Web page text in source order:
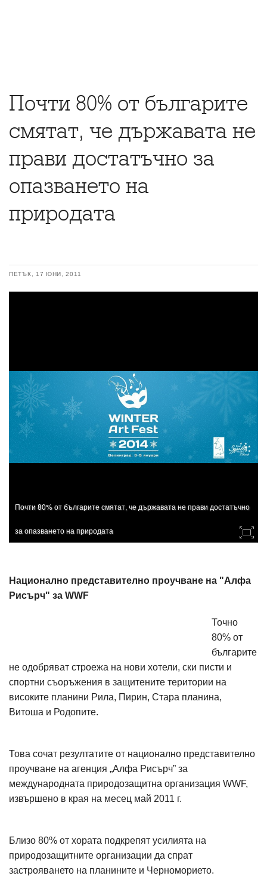
Почти 80% от българите
смятат, че държавата не
прави достатъчно за
опазването на
природата
ПЕТЪК, 17 ЮНИ, 2011
Почти 80% от българите смятат, че държавата не прави достатъчно
за опазването на природата
Национално представително проучване на "Алфа
Рисърч" за WWF
Точно
80% от
българите
не одобряват строежа на нови хотели, ски писти и
спортни съоръжения в защитените територии на
високите планини Рила, Пирин, Стара планина,
Витоша и Родопите.
Това сочат резултатите от национално представително
проучване на агенция „Алфа Рисърч” за
международната природозащитна организация WWF,
извършено в края на месец май 2011 г.
Близо 80% от хората подкрепят усилията на
природозащитните организации да спрат
застрояването на планините и Черноморието.